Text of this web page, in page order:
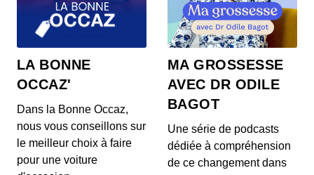
S12E143: L'actu auto du 22 juillet 2020
00:03:25 - IL Y A 6 ANS
1400 ch dans un SUV 100% électrique ? C’est la
nouvelle trouvaille de Ford ! On vos prés...
S12E141: L'actu auto du 21 juillet 2020
00:03:26 - IL Y A 6 ANS
Au menu de ce mardi 21 juillet : des Renault Zoe
gratuites pour les habitants d’un villa...
LA BONNE
OCCAZ'
Dans la Bonne Occaz,
nous vous conseillons sur
le meilleur choix à faire
pour une voiture
MA GROSSESSE
AVEC DR ODILE
BAGOT
Une série de podcasts
dédiée à compréhension
de ce changement dans